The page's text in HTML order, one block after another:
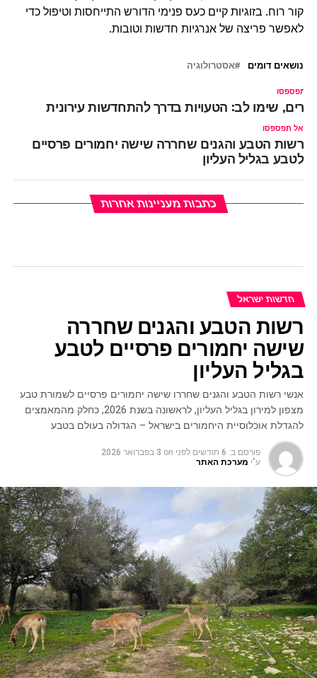
קור רוח. בזוגיות קיים כעס פנימי הדורש התייחסות וטיפול כדי
לאפשר פריצה של אנרגיות חדשות וטובות.
נושאים דומים אסטרולוגיה
תפספסו
שימו לב: הטעויות בדרך להתחדשות עירונית
אל תפספסו
רשות הטבע והגנים שחררה שישה יחמורים פרסיים
לטבע בגליל העליון
כתבות מעניינות אחרות
חדשות ישראל
רשות הטבע והגנים שחררה
שישה יחמורים פרסיים לטבע
בגליל העליון
אנשי רשות הטבע והגנים שחררו שישה יחמורים פרסיים לשמורת טבע
מצפון למירון בגליל העליון, לראשונה בשנת 2026, כחלק מהמאמצים
להגדלת אוכלוסיית היחמורים בישראל – הגדולה בעולם בטבע
פורסם ב: 6 חודשים לפני on 3 בפברואר 2026
ע"י מערכת האתר